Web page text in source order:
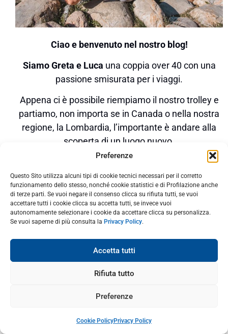
Preferenze
Questo Sito utilizza alcuni tipi di cookie tecnici necessari per il corretto
funzionamento dello stesso, nonché cookie statistici e di Profilazione anche
di terze parti. Se vuoi negare il consenso clicca su rifiuta tutti, se vuoi
accettare tutti i cookie clicca su accetta tutti, se invece vuoi
autonomamente selezionare i cookie da accettare clicca su personalizza.
Se vuoi saperne di più consulta la Privacy Policy.
Accetta tutti
Rifiuta tutto
Preferenze
Cookie PolicyPrivacy Policy
Ciao e benvenuto nel nostro blog!
Siamo Greta e Luca una coppia over 40 con una
passione smisurata per i viaggi.
Appena ci è possibile riempiamo il nostro trolley e
partiamo, non importa se in Canada o nella nostra
regione, la Lombardia, l’importante è andare alla
scoperta di un luogo nuovo.
Lasciati ispirare dai nostri racconti e vivi con noi il
viaggio anche attraverso il gusto.
SCONTO ASSICURAZIONE VIAGGIO